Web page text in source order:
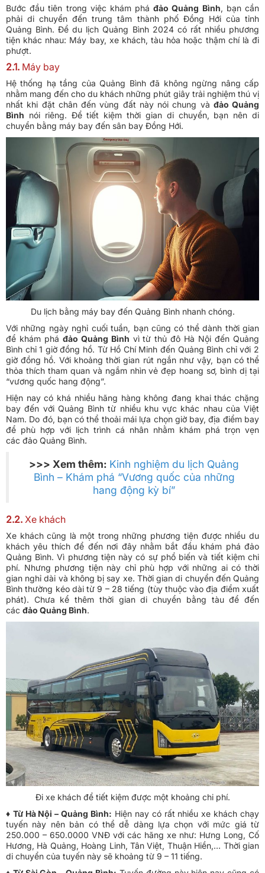
Bước đầu tiên trong việc khám pháđảo Quảng Bình, bạn cần
phải di chuyển đến trung tâm thành phố Đồng Hới của tỉnh
Quảng Bình. Để du lịch Quảng Bình 2024 có rất nhiều phương
tiện khác nhau: Máy bay, xe khách, tàu hỏa hoặc thậm chí là đi
phượt.
2.1. Máy bay
Hệ thống hạ tầng của Quảng Bình đã không ngừng nâng cấp
nhằm mang đến cho du khách những phút giây trải nghiệm thú vị
nhất khi đặt chân đến vùng đất này nói chung và đảo Quảng
Bình nói riêng. Để tiết kiệm thời gian di chuyển, bạn nên di
chuyển bằng máy bay đến sân bay Đồng Hới.
Du lịch bằng máy bay đến Quảng Bình nhanh chóng.
Với những ngày nghỉ cuối tuần, bạn cũng có thể dành thời gian
để khám phá đảo Quảng Bình vì từ thủ đô Hà Nội đến Quảng
Bình chỉ 1 giờ đồng hồ. Từ Hồ Chí Minh đến Quảng Bình chỉ với 2
giờ đồng hồ. Với khoảng thời gian rút ngắn như vậy, bạn có thể
thỏa thích tham quan và ngắm nhìn vẻ đẹp hoang sơ, bình dị tại
“vương quốc hang động”.
Hiện nay có khá nhiều hãng hàng không đang khai thác chặng
bay đến với Quảng Bình từ nhiều khu vực khác nhau của Việt
Nam. Do đó, bạn có thể thoải mái lựa chọn giờ bay, địa điểm bay
để phù hợp với lịch trình cá nhân nhằm khám phá trọn vẹn
các đảo Quảng Bình.
>>> Xem thêm: Kinh nghiệm du lịch Quảng
Bình – Khám phá “Vương quốc của những
hang động kỳ bí”
2.2. Xe khách
Xe khách cũng là một trong những phương tiện được nhiều du
khách yêu thích để đến nơi đây nhằm bắt đầu khám phá đảo
Quảng Bình. Vì phương tiện này có sự phổ biến và tiết kiệm chi
phí. Nhưng phương tiện này chỉ phù hợp với những ai có thời
gian nghỉ dài và không bị say xe. Thời gian di chuyển đến Quảng
Bình thường kéo dài từ 9 – 28 tiếng (tùy thuộc vào địa điểm xuất
phát). Chưa kể thêm thời gian di chuyển bằng tàu để đến
các đảo Quảng Bình.
Đi xe khách để tiết kiệm được một khoảng chi phí.
♦ Từ Hà Nội – Quảng Bình: Hiện nay có rất nhiều xe khách chạy
tuyến này nên bản có thể dễ dàng lựa chọn với mức giá từ
250.000 – 650.0000 VNĐ với các hãng xe như: Hưng Long, Cố
Hương, Hà Quảng, Hoàng Linh, Tân Việt, Thuận Hiền,… Thời gian
di chuyển của tuyến này sẽ khoảng từ 9 – 11 tiếng.